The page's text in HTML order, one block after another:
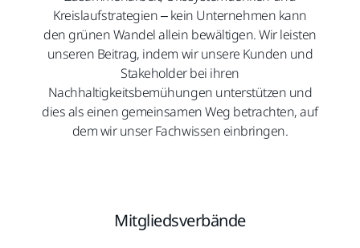
Kreislaufstrategien – kein Unternehmen kann
den grünen Wandel allein bewältigen. Wir leisten
unseren Beitrag, indem wir unsere Kunden und
Stakeholder bei ihren
Nachhaltigkeitsbemühungen unterstützen und
dies als einen gemeinsamen Weg betrachten, auf
dem wir unser Fachwissen einbringen.
Mitgliedsverbände